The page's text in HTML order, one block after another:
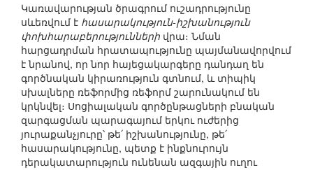
Կառավարության ծրագրում ուշադրությունը
սևեռվում է հասարակություն-իշխանություն
փոխհարաբերությունների վրա։ Նման
հարցադրման հրատապությունը պայմանավորվում
է նրանով, որ նոր հայեցակարգերը դանդաղ են
գործնական կիրառություն գտնում, և տիպիկ
սխալները ռեֆորմից ռեֆորմ շարունակում են
կրկնվել։ Սոցիալական գործընթացների բնական
զարգացման պարագայում երկու ուժերից
յուրաքանչյուրը՝ թե՛ իշխանությունը, թե՛
հասարակությունը, պետք է ինքնուրույն
դերակատարություն ունենան ազգային ուղու